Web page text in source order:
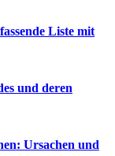
Liste mit
und deren
Ursachen und